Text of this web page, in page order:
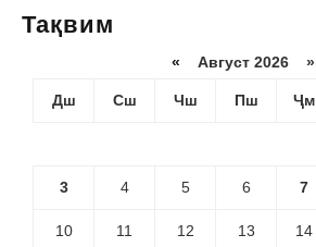
Тақвим
« Август 2026 »
Дш Сш Чш Пш Ҷм
3 4 5 6 7
10 11 12 13 14